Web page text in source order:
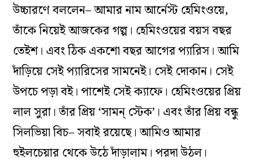
উচ্চারণে বললেন– আমার নাম আর্নেস্ট হেমিংওয়ে,
তাঁকে নিয়েই আজকের গল্প। হেমিংওয়ের বয়স বছর
তেইশ। এবং ঠিক একশো বছর আগের প‌্যারিস। আমি
দাঁড়িয়ে সেই প‌্যারিসের সামনেই। সেই দোকান। সেই
উপচে পড়া বই। পাশেই সেই ক‌্যাফে। হেমিংওয়ের প্রিয়
লাল সুরা। তাঁর প্রিয় ‘সামন্‌ স্টেক’। এবং তাঁর প্রিয় বন্ধু
সিলভিয়া বিচ– সবাই রয়েছে। আমিও আমার
হুইলচেয়ার থেকে উঠে দাঁড়ালাম। পরদা উঠল।